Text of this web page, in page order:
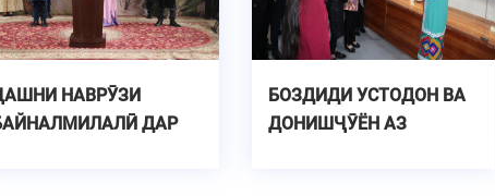
НАВРӮЗИ
ДАР
БОЗДИДИ УСТОДОН ВА
ДОНИШҶӮЁН АЗ